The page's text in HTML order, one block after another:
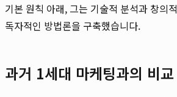
기본 원칙 아래, 그는 기술적 분석과 창의
독자적인 방법론을 구축했습니다.
과거 1세대 마케팅과의 비교